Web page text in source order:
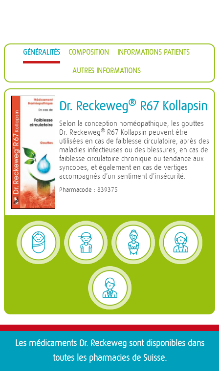
GÉNÉRALITÉS COMPOSITION INFORMATIONS PATIENTS
AUTRES INFORMATIONS
Dr. Reckeweg® R67 Kollapsin
Selon la conception homéopathique, les gouttes
Dr. Reckeweg® R67 Kollapsin peuvent être
utilisées en cas de faiblesse circulatoire, après des
maladies infectieuses ou des blessures, en cas de
faiblesse circulatoire chronique ou tendance aux
syncopes, et également en cas de vertiges
accompagnés d’un sentiment d’insécurité.
Pharmacode : 839375
Les médicaments Dr. Reckeweg sont disponibles dans
toutes les pharmacies de Suisse.